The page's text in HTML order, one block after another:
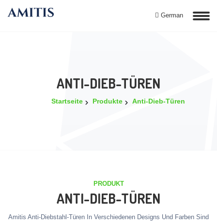
German
ANTI-DIEB-TÜREN
Startseite Produkte Anti-Dieb-Türen
PRODUKT
ANTI-DIEB-TÜREN
Amitis Anti-Diebstahl-Türen In Verschiedenen Designs Und Farben Sind